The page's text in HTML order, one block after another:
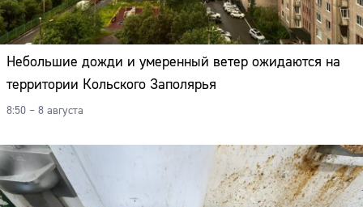
Небольшие дожди и умеренный ветер ожидаются на
территории Кольского Заполярья
8:50 – 8 августа